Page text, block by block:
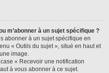
m’abonner à un sujet spécifique ?
abonner à un sujet spécifique en
« Outils du sujet », situé en haut et
image.
« Recevoir une notification
à vous abonner à ce sujet.